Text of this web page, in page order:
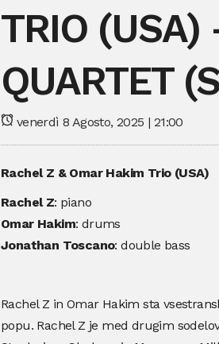
TRIO (USA)
QUARTET
venerdì 8 Agosto, 2025 | 21:00
Rachel Z & Omar Hakim Trio (USA)
Rachel Z: piano
Omar Hakim: drums
Jonathan Toscano: double bass
Rachel Z in Omar Hakim sta
popu. Rachel Z je med drugim